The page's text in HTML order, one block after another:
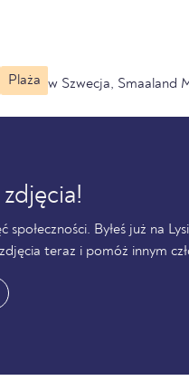
Plaża w Szwecja, Smaaland
społeczności. Byłeś już na
teraz i pomóż innym